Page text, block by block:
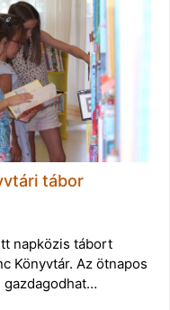
tábor
napközis tábort
Könyvtár. Az ötnapos
gazdagodhat…